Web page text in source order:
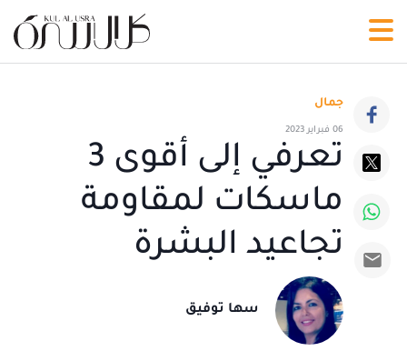
جمال
06 فبراير 2023
تعرفي إلى أقوى 3
ماسكات لمقاومة
تجاعيد البشرة
سها توفيق